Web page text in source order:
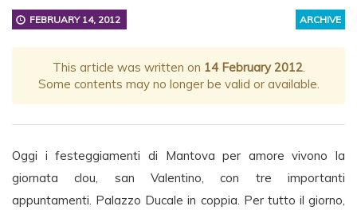
ARCHIVE
FEBRUARY 14, 2012
This article was written on 14 February 2012.
Some contents may no longer be valid or available.
Oggi i festeggiamenti di Mantova per amore vivono la
giornata clou, san Valentino, con tre importanti
appuntamenti. Palazzo Ducale in coppia. Per tutto il giorno,